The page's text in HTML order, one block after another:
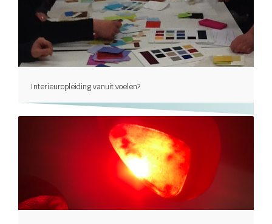
Interieuropleiding vanuit voelen?